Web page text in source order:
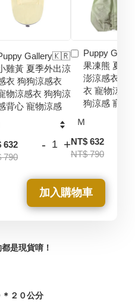
Gallery🇰🇷
雞黃 夏季外出涼
衣 狗狗涼感衣
物涼感衣 狗狗涼
背心 寵物涼感
632
790
- +
Puppy
果凍熊 夏季
澎涼感衣 狗
衣 寵物涼感
狗涼感 寵物
NT$ 632
NT$ 790
加入購物車
是現貨唷！
＊２０公分